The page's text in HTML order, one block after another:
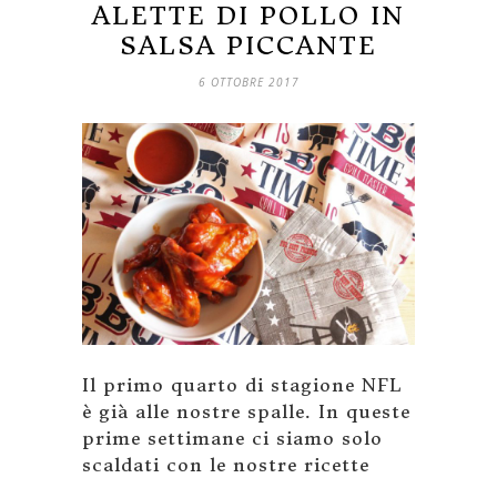
ALETTE DI POLLO IN
SALSA PICCANTE
6 OTTOBRE 2017
Il primo quarto di stagione NFL
è già alle nostre spalle. In queste
prime settimane ci siamo solo
scaldati con le nostre ricette